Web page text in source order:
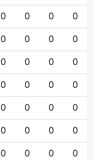
0 0 0
0
0 0 0
0
0 0 0
0
0 0 0
0
0 0 0
0
0 0 0
0
0 0 0
0